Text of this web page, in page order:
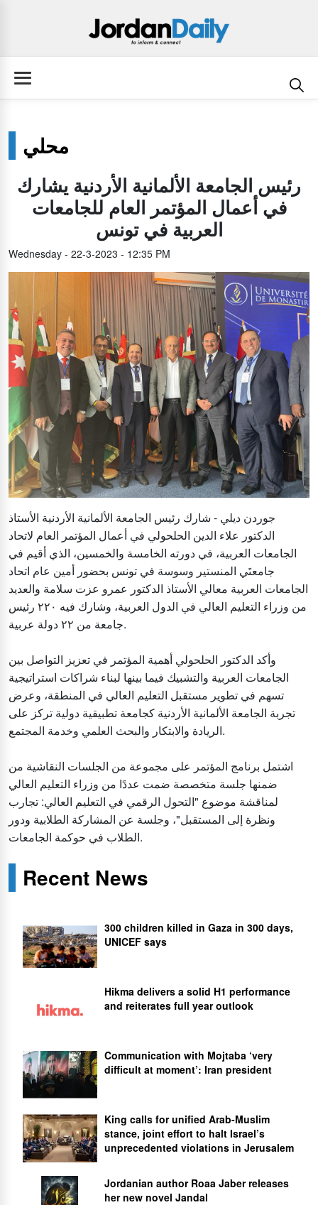
محلي
رئيس الجامعة الألمانية الأردنية يشارك
في أعمال المؤتمر العام للجامعات
العربية في تونس
Wednesday - 22-3-2023 - 12:35 PM
جوردن ديلي - شارك رئيس الجامعة الألمانية الأردنية الأستاذ
الدكتور علاء الدين الحلحولي في أعمال المؤتمر العام لاتحاد
الجامعات العربية، في دورته الخامسة والخمسين، الذي أقيم في
جامعتَي المنستير وسوسة في تونس بحضور أمين عام اتحاد
الجامعات العربية معالي الأستاذ الدكتور عمرو عزت سلامة والعديد
من وزراء التعليم العالي في الدول العربية، وشارك فيه ٢٢٠ رئيس
جامعة من ٢٢ دولة عربية.
وأكد الدكتور الحلحولي أهمية المؤتمر في تعزيز التواصل بين
الجامعات العربية والتشبيك فيما بينها لبناء شراكات استراتيجية
تسهم في تطوير مستقبل التعليم العالي في المنطقة، وعرض
تجربة الجامعة الألمانية الأردنية كجامعة تطبيقية دولية تركز على
الريادة والابتكار والبحث العلمي وخدمة المجتمع.
اشتمل برنامج المؤتمر على مجموعة من الجلسات النقاشية من
ضمنها جلسة متخصصة ضمت عددًا من وزراء التعليم العالي
لمناقشة موضوع "التحول الرقمي في التعليم العالي: تجارب
ونظرة إلى المستقبل"، وجلسة عن المشاركة الطلابية ودور
الطلاب في حوكمة الجامعات.
Recent News
300 children killed in Gaza in 300 days,
UNICEF says
Hikma delivers a solid H1 performance
and reiterates full year outlook
Communication with Mojtaba ‘very
difficult at moment’: Iran president
King calls for unified Arab-Muslim
stance, joint effort to halt Israel’s
unprecedented violations in Jerusalem
Jordanian author Roaa Jaber releases
her new novel Jandal